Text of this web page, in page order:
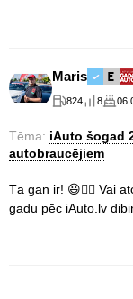
Maris
824 8
Tēma: iAuto šogad
autobraucējiem
Tā gan ir! 😃👍🏻 Vai
gadu pēc iAuto.lv